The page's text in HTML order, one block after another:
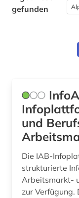
China (13)
Europa (74)
Finnland (4)
GUS (4)
Gibraltar (1)
gefunden
und
Die IAB-
strukturierte
Arbeitsmarkt-
zur Verfügung.